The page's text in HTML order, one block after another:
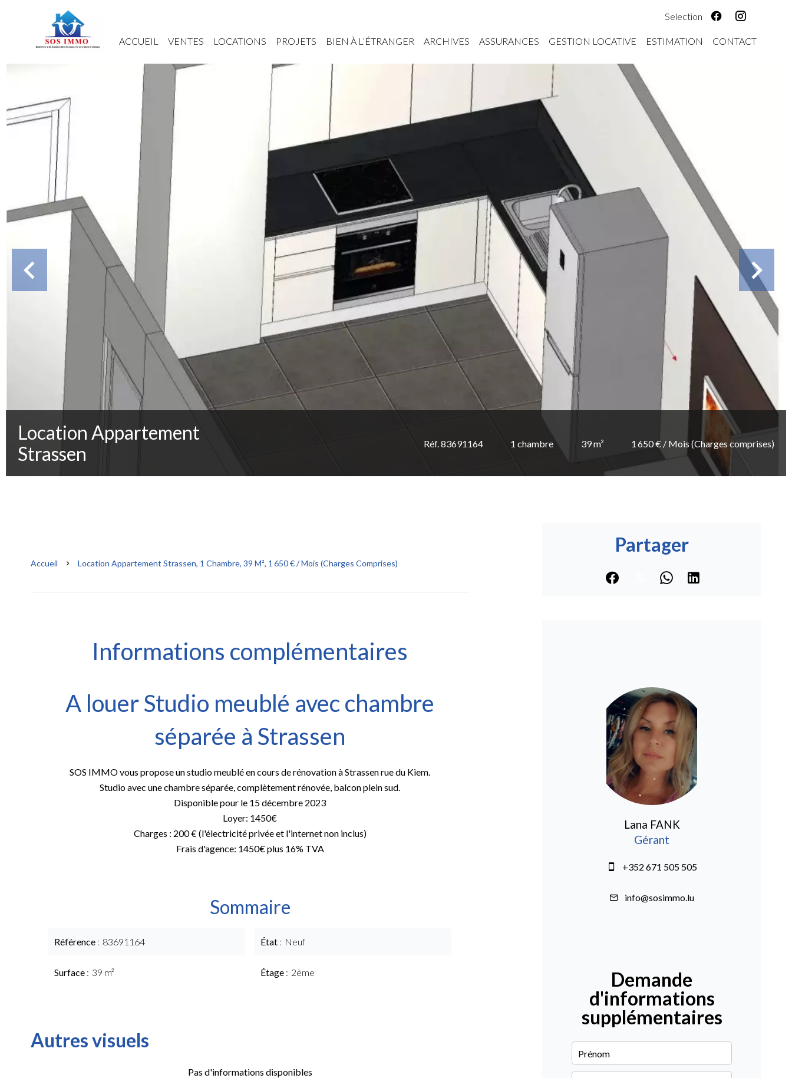
Selection
ACCUEIL VENTES LOCATIONS PROJETS BIEN À L’ÉTRANGER ARCHIVES ASSURANCES GESTION LOCATIVE ESTIMATION CONTACT
Location Appartement
Strassen
Réf. 83691164 1 chambre 39 m² 1 650 € / Mois (Charges comprises)
Accueil Location Appartement Strassen, 1 Chambre, 39 M², 1 650 € / Mois (Charges Comprises)
Informations complémentaires
A louer Studio meublé avec chambre
séparée à Strassen
SOS IMMO vous propose un studio meublé en cours de rénovation à Strassen rue du Kiem.
Studio avec une chambre séparée, complètement rénovée, balcon plein sud.
Disponible pour le 15 décembre 2023
Loyer: 1450€
Charges : 200 € (l'électricité privée et l'internet non inclus)
Frais d'agence: 1450€ plus 16% TVA
Sommaire
Référence 83691164
Surface 39 m²
État Neuf
Étage 2ème
Autres visuels
Pas d'informations disponibles
Partager
Lana FANK
Gérant
+352 671 505 505
info@sosimmo.lu
Demande
d'informations
supplémentaires